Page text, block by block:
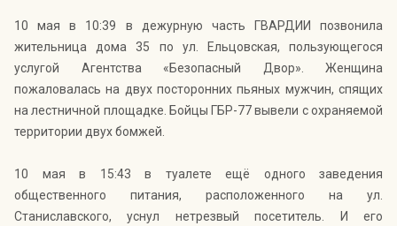
10 мая в 10:39 в дежурную часть ГВАРДИИ позвонила
жительница дома 35 по ул. Ельцовская, пользующегося
услугой Агентства «Безопасный Двор». Женщина
пожаловалась на двух посторонних пьяных мужчин, спящих
на лестничной площадке. Бойцы ГБР-77 вывели с охраняемой
территории двух бомжей.
10 мая в 15:43 в туалете ещё одного заведения
общественного питания, расположенного на ул.
Станиславского, уснул нетрезвый посетитель. И его